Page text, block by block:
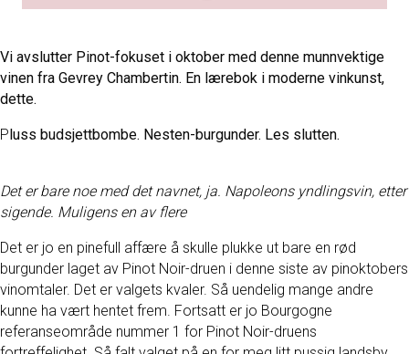
Vi avslutter Pinot-fokuset i oktober med denne munnvektige
vinen fra Gevrey Chambertin. En lærebok i moderne vinkunst,
dette.
Pluss budsjettbombe. Nesten-burgunder. Les slutten.
Det er bare noe med det navnet, ja. Napoleons yndlingsvin, etter
sigende. Muligens en av flere
Det er jo en pinefull affære å skulle plukke ut bare en rød
burgunder laget av Pinot Noir-druen i denne siste av pinoktobers
vinomtaler. Det er valgets kvaler. Så uendelig mange andre
kunne ha vært hentet frem. Fortsatt er jo Bourgogne
referanseområde nummer 1 for Pinot Noir-druens